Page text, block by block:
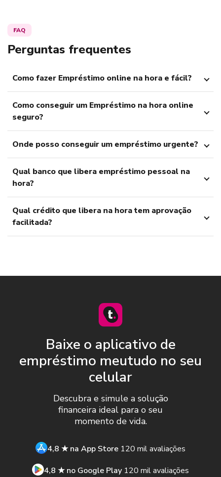
FAQ
Perguntas frequentes
Como fazer Empréstimo online na hora e fácil?
Como conseguir um Empréstimo na hora online
seguro?
Onde posso conseguir um empréstimo urgente?
Qual banco que libera empréstimo pessoal na
hora?
Qual crédito que libera na hora tem aprovação
facilitada?
Baixe o aplicativo de
empréstimo meutudo no seu
celular
Descubra e simule a solução
financeira ideal para o seu
momento de vida.
4,8 ★ na App Store 120 mil avaliações
4,8 ★ no Google Play 120 mil avaliações